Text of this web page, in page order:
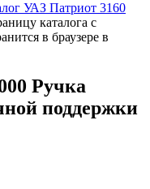
УАЗ Патриот 3160
каталога с
в браузере в
Ручка
поддержки